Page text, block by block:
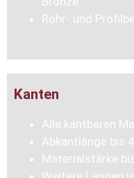
Rohr- und
Kanten
Alle kantbaren
Abkantlänge bis
Materialstärke